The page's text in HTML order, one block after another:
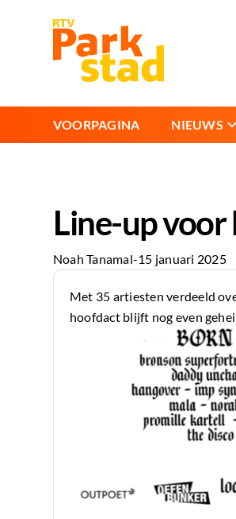
VOORPAGINA NIEUWS
Line-up
Noah Tanamal-15 januari 2025
Met 35 artiesten verdeeld
hoofdact blijft nog even